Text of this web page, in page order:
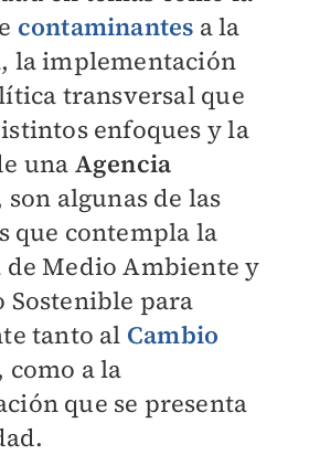
contaminantes a la
la implementación
transversal que
enfoques y la
una Agencia
son algunas de las
que contempla la
de Medio Ambiente y
Sostenible para
tanto al Cambio
como a la
que se presenta